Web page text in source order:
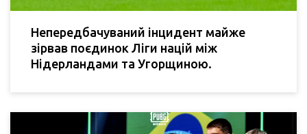
Непередбачуваний інцидент майже
зірвав поєдинок Ліги націй між
Нідерландами та Угорщиною.